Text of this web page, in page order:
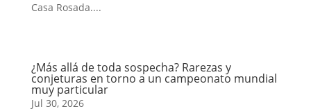
Casa Rosada....
¿Más allá de toda sospecha? Rarezas y
conjeturas en torno a un campeonato mundial
muy particular
Jul 30, 2026